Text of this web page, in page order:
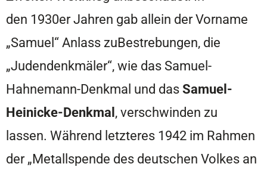
den 1930er Jahren gab allein der Vorname
„Samuel“ Anlass zuBestrebungen, die
„Judendenkmäler“, wie das Samuel-
Hahnemann-Denkmal und dasSamuel-
Heinicke-Denkmal, verschwinden zu
lassen. Während letzteres 1942 im Rahmen
der „Metallspende des deutschen Volkes an